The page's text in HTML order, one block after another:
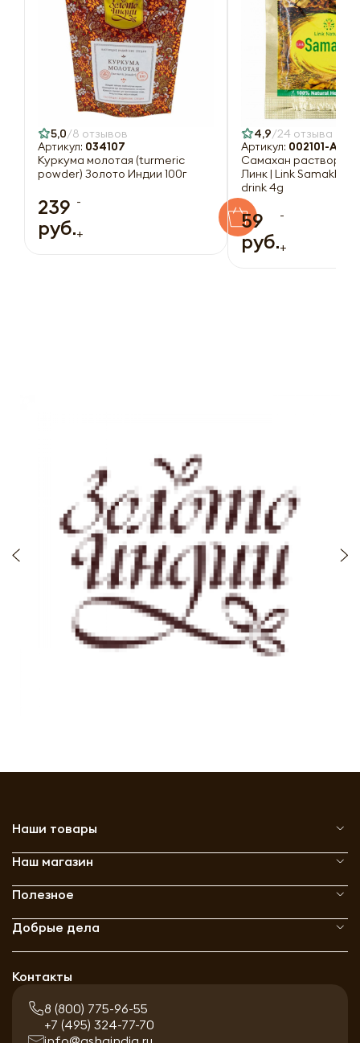
5,0 8 отзывов
Артикул: 034107
Куркума молотая (turmeric
powder) Золото Индии 100г
239
руб.
-
+
4,9 24 отзыва
Артикул: 002101-A
Самахан
Линк | Link Samakhan
drink 4g
59
руб.
-
+
Наши товары
Наш магазин
Полезное
Добрые дела
Контакты
8 (800) 775-96-55
+7 (495) 324-77-70